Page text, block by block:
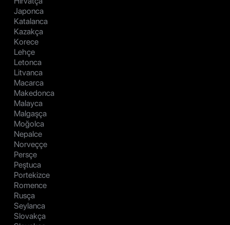
Japonca
Katalanca
Kazakça
Korece
Lehçe
Letonca
Litvanca
Macarca
Makedonca
Malayca
Malgaşça
Moğolca
Nepalce
Norveççe
Persçe
Peştuca
Portekizce
Romence
Rusça
Seylanca
Slovakça